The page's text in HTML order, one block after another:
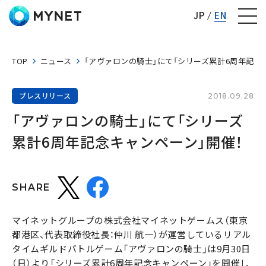
JP EN
TOP ニュース 「アヴァロンの騎士」にて「シリーズ累計6周年記念
プレスリリース 2018.09.28
「アヴァロンの騎士」にて「シリーズ
累計6周年記念キャンペーン」開催！
SHARE
マイネットグループの株式会社マイネットゲームス（東京
都港区、代表取締役社長：仲川 航一）が運営しているリアル
タイムギルドバトルゲーム「アヴァロンの騎士」は9月30日
（日）より「シリーズ累計6周年記念キャンペーン」を開催し